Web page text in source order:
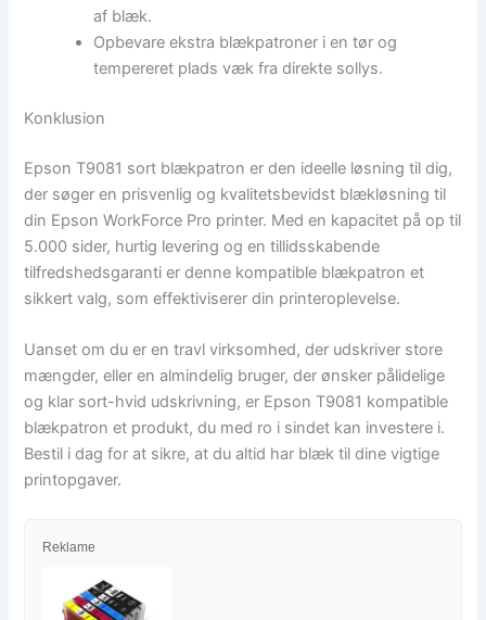
af blæk.
Opbevare ekstra blækpatroner i en tør og
tempereret plads væk fra direkte sollys.
Konklusion
Epson T9081 sort blækpatron er den ideelle løsning til dig,
der søger en prisvenlig og kvalitetsbevidst blækløsning til
din Epson WorkForce Pro printer. Med en kapacitet på op til
5.000 sider, hurtig levering og en tillidsskabende
tilfredshedsgaranti er denne kompatible blækpatron et
sikkert valg, som effektiviserer din printeroplevelse.
Uanset om du er en travl virksomhed, der udskriver store
mængder, eller en almindelig bruger, der ønsker pålidelige
og klar sort-hvid udskrivning, er Epson T9081 kompatible
blækpatron et produkt, du med ro i sindet kan investere i.
Bestil i dag for at sikre, at du altid har blæk til dine vigtige
printopgaver.
Reklame